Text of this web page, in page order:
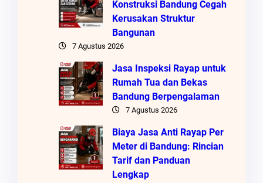
Konstruksi Bandung Cegah
Kerusakan Struktur
Bangunan
7 Agustus 2026
Jasa Inspeksi Rayap untuk
Rumah Tua dan Bekas
Bandung Berpengalaman
7 Agustus 2026
Biaya Jasa Anti Rayap Per
Meter di Bandung: Rincian
Tarif dan Panduan
Lengkap